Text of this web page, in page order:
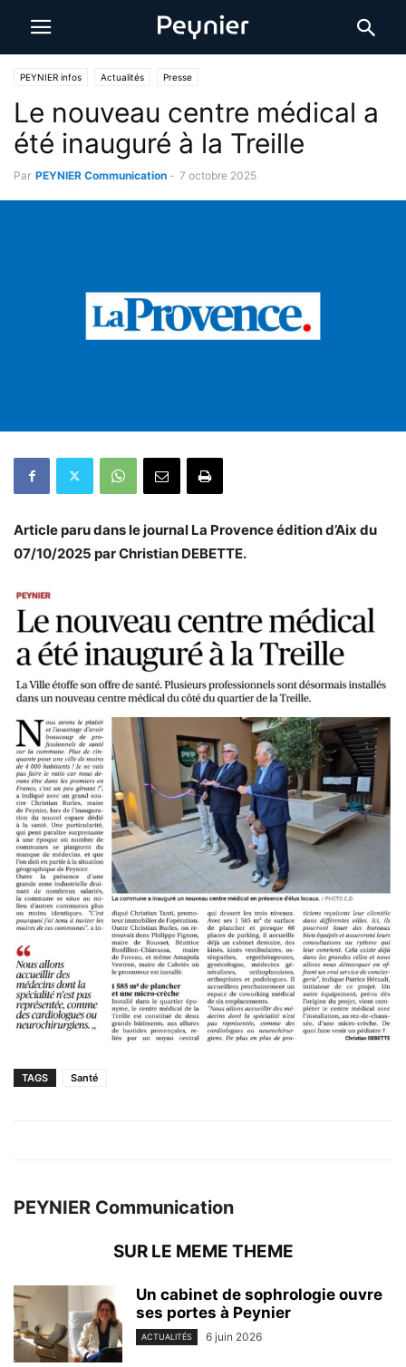
PEYNIER infos Actualités Presse
Le nouveau centre médical a
été inauguré à la Treille
Par PEYNIER Communication - 7 octobre 2025
Article paru dans le journal La Provence édition d’Aix du
07/10/2025 par Christian DEBETTE.
TAGS Santé
PEYNIER Communication
SUR LE MEME THEME
Un cabinet de sophrologie ouvre
ses portes à Peynier
ACTUALITÉS 6 juin 2026